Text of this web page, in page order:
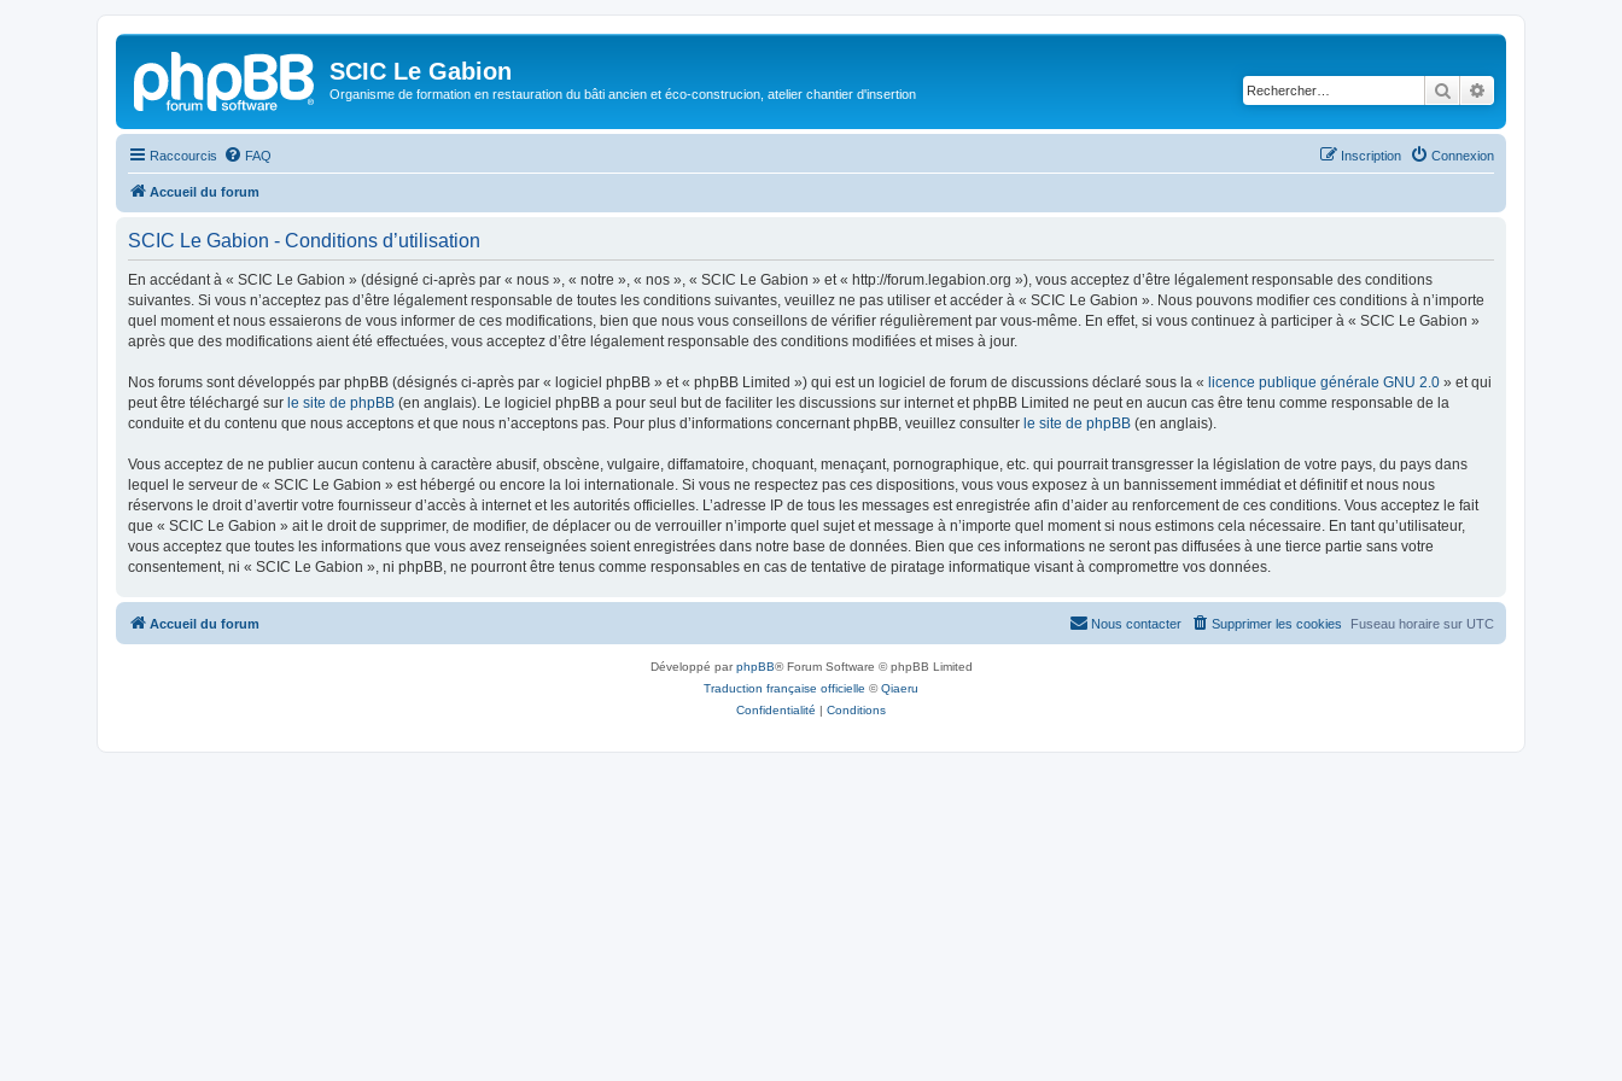
SCIC Le Gabion
Organisme de formation en restauration du bâti ancien et éco-construcion, atelier chantier d'insertion Rechercher
Raccourcis FAQ Connexion
Inscription
Accueil du forum
SCIC Le Gabion - Conditions d’utilisation
En accédant à « SCIC Le Gabion » (désigné ci-après par « nous », « notre », « nos », « SCIC Le Gabion » et « http://forum.legabion.org »), vous acceptez d’être légalement responsable des conditions
suivantes. Si vous n’acceptez pas d’être légalement responsable de toutes les conditions suivantes, veuillez ne pas utiliser et accéder à « SCIC Le Gabion ». Nous pouvons modifier ces conditions à n’importe
quel moment et nous essaierons de vous informer de ces modifications, bien que nous vous conseillons de vérifier régulièrement par vous-même. En effet, si vous continuez à participer à « SCIC Le Gabion »
après que des modifications aient été effectuées, vous acceptez d’être légalement responsable des conditions modifiées et mises à jour.
Nos forums sont développés par phpBB (désignés ci-après par « logiciel phpBB » et « phpBB Limited ») qui est un logiciel de forum de discussions déclaré sous la « licence publique générale GNU 2.0 » et qui
peut être téléchargé sur le site de phpBB (en anglais). Le logiciel phpBB a pour seul but de faciliter les discussions sur internet et phpBB Limited ne peut en aucun cas être tenu comme responsable de la
conduite et du contenu que nous acceptons et que nous n’acceptons pas. Pour plus d’informations concernant phpBB, veuillez consulter le site de phpBB (en anglais).
Vous acceptez de ne publier aucun contenu à caractère abusif, obscène, vulgaire, diffamatoire, choquant, menaçant, pornographique, etc. qui pourrait transgresser la législation de votre pays, du pays dans
lequel le serveur de « SCIC Le Gabion » est hébergé ou encore la loi internationale. Si vous ne respectez pas ces dispositions, vous vous exposez à un bannissement immédiat et définitif et nous nous
réservons le droit d’avertir votre fournisseur d’accès à internet et les autorités officielles. L’adresse IP de tous les messages est enregistrée afin d’aider au renforcement de ces conditions. Vous acceptez le fait
que « SCIC Le Gabion » ait le droit de supprimer, de modifier, de déplacer ou de verrouiller n’importe quel sujet et message à n’importe quel moment si nous estimons cela nécessaire. En tant qu’utilisateur,
vous acceptez que toutes les informations que vous avez renseignées soient enregistrées dans notre base de données. Bien que ces informations ne seront pas diffusées à une tierce partie sans votre
consentement, ni « SCIC Le Gabion », ni phpBB, ne pourront être tenus comme responsables en cas de tentative de piratage informatique visant à compromettre vos données.
Accueil du forum Fuseau horaire sur UTC
Supprimer les cookies
Nous contacter
Développé parphpBB® Forum Software © phpBB Limited
Traduction française officielle ©Qiaeru
Confidentialité | Conditions